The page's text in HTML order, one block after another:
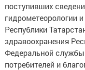
поступивших
гидрометеорологии
Республики
здравоохранения
Федеральной
потребителей и